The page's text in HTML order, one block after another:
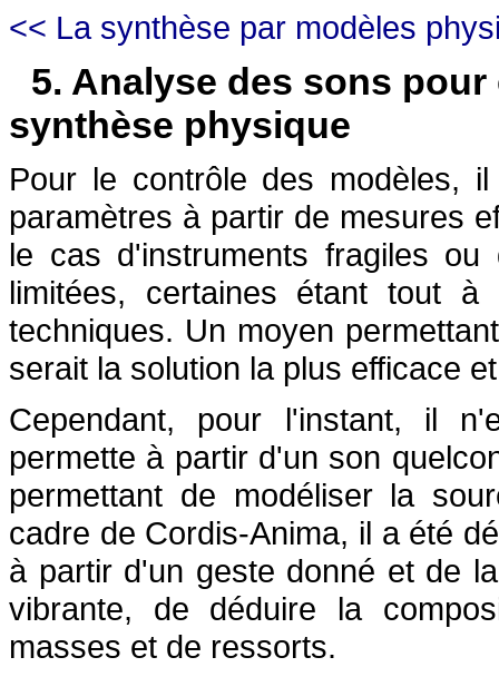
<< La synthèse par modèles
5. Analyse des sons
synthèse physique
Pour le contrôle des modèles,
paramètres à partir de mesures
le cas d'instruments fragiles
limitées, certaines étant tout
techniques. Un moyen
serait la solution la plus efficace
Cependant, pour l'instant, il
permette à partir d'un son
permettant de modéliser la
cadre de Cordis-Anima, il a été
à partir d'un geste donné et de
vibrante, de déduire la
masses et de ressorts.